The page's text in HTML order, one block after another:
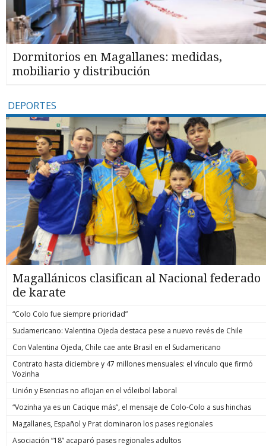
Dormitorios en Magallanes: medidas,
mobiliario y distribución
DEPORTES
Magallánicos clasifican al Nacional federado
de karate
“Colo Colo fue siempre prioridad”
Sudamericano: Valentina Ojeda destaca pese a nuevo revés de Chile
Con Valentina Ojeda, Chile cae ante Brasil en el Sudamericano
Contrato hasta diciembre y 47 millones mensuales: el vínculo que firmó
Vozinha
Unión y Esencias no aflojan en el vóleibol laboral
“Vozinha ya es un Cacique más”, el mensaje de Colo-Colo a sus hinchas
Magallanes, Español y Prat dominaron los pases regionales
Asociación “18” acaparó pases regionales adultos